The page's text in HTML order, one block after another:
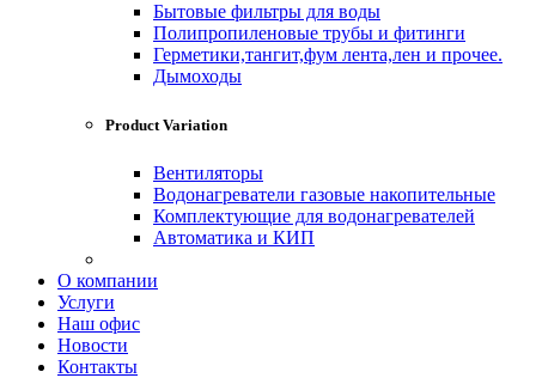
Бытовые фильтры для воды
Полипропиленовые трубы и фитинги
Герметики,тангит,фум лента,лен и прочее.
Дымоходы
Product Variation
Вентиляторы
Водонагреватели газовые накопительные
Комплектующие для водонагревателей
Автоматика и КИП
О компании
Услуги
Наш офис
Новости
Контакты